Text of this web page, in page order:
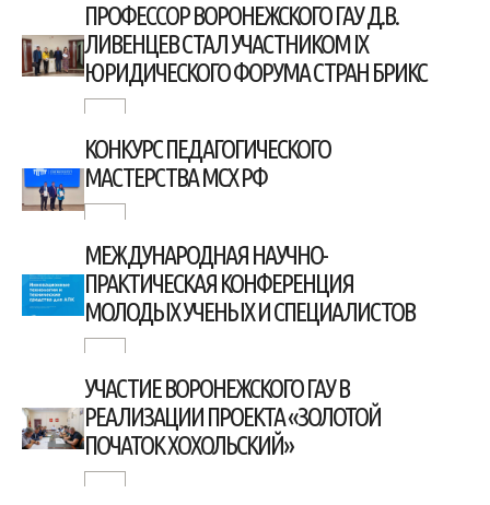
ПРОФЕССОР ВОРОНЕЖСКОГО ГАУ Д.В.
ЛИВЕНЦЕВ СТАЛ УЧАСТНИКОМ IX
ЮРИДИЧЕСКОГО ФОРУМА СТРАН БРИКС
КОНКУРС ПЕДАГОГИЧЕСКОГО
МАСТЕРСТВА МСХ РФ
МЕЖДУНАРОДНАЯ НАУЧНО-
ПРАКТИЧЕСКАЯ КОНФЕРЕНЦИЯ
МОЛОДЫХ УЧЕНЫХ И СПЕЦИАЛИСТОВ
УЧАСТИЕ ВОРОНЕЖСКОГО ГАУ В
РЕАЛИЗАЦИИ ПРОЕКТА «ЗОЛОТОЙ
ПОЧАТОК ХОХОЛЬСКИЙ»